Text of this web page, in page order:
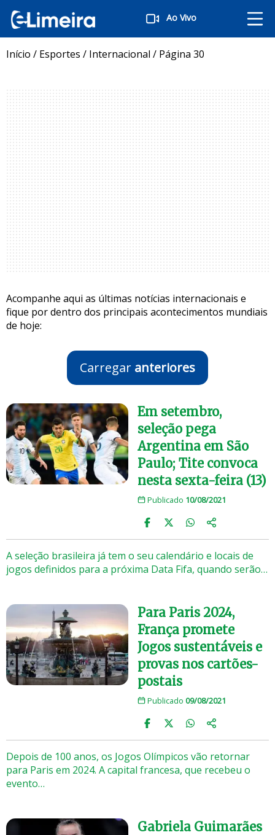
Ao Vivo
Início / Esportes / Internacional / Página 30
Acompanhe aqui as últimas notícias internacionais e
fique por dentro dos principais acontecimentos mundiais
de hoje:
Carregar anteriores
Em setembro,
seleção pega
Argentina em São
Paulo; Tite convoca
nesta sexta-feira (13)
Publicado 10/08/2021
A seleção brasileira já tem o seu calendário e locais de
jogos definidos para a próxima Data Fifa, quando serão…
Para Paris 2024,
França promete
Jogos sustentáveis e
provas nos cartões-
postais
Publicado 09/08/2021
Depois de 100 anos, os Jogos Olímpicos vão retornar
para Paris em 2024. A capital francesa, que recebeu o
evento…
Gabriela Guimarães